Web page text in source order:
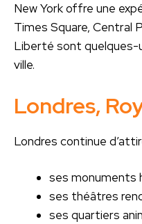
New York offre une
Times Square, Central
Liberté sont quelques-
ville.
Londres,
Londres continue
ses monuments
ses théâtres
ses quartiers